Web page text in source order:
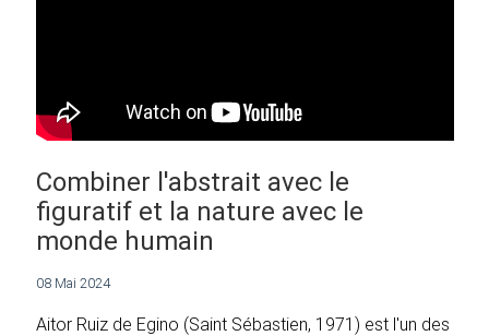
Combiner l'abstrait avec le
figuratif et la nature avec le
monde humain
08 Mai 2024
Aitor Ruiz de Egino (Saint Sébastien, 1971) est l'un des